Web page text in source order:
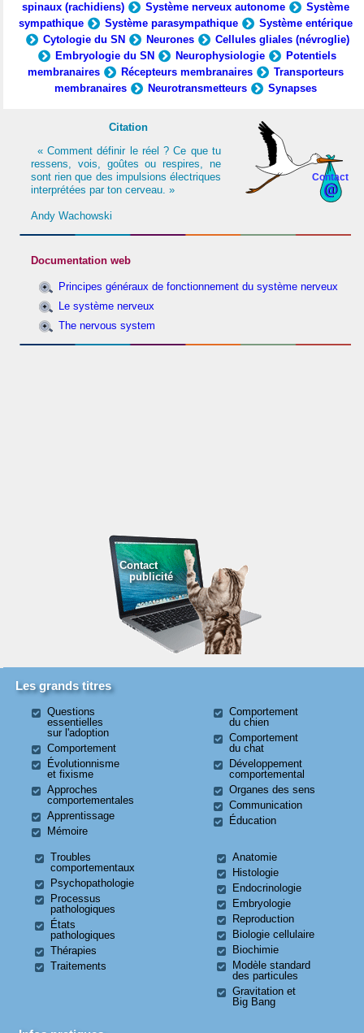
spinaux (rachidiens)
Système nerveux autonome
Système
sympathique
Système parasympathique
Système entérique
Cytologie du SN
Neurones
Cellules gliales (névroglie)
Embryologie du SN
Neurophysiologie
Potentiels
membranaires
Récepteurs membranaires
Transporteurs
membranaires
Neurotransmetteurs Synapses
Contact
Citation
« Comment définir le réel ? Ce que tu
ressens, vois, goûtes ou respires, ne
sont rien que des impulsions électriques
interprétées par ton cerveau. »
Andy Wachowski
Documentation web
Principes généraux de fonctionnement du système nerveux
Le système nerveux
The nervous system
Contact
publicité
Les grands titres
Questions
essentielles
sur l'adoption
Comportement
Évolutionnisme
et fixisme
Approches
comportementales
Apprentissage
Mémoire
Comportement
du chien
Comportement
du chat
Développement
comportemental
Organes des sens
Communication
Éducation
Troubles
comportementaux
Psychopathologie
Processus
pathologiques
États
pathologiques
Thérapies
Traitements
Anatomie
Histologie
Endocrinologie
Embryologie
Reproduction
Biologie cellulaire
Biochimie
Modèle standard
des particules
Gravitation et
Big Bang